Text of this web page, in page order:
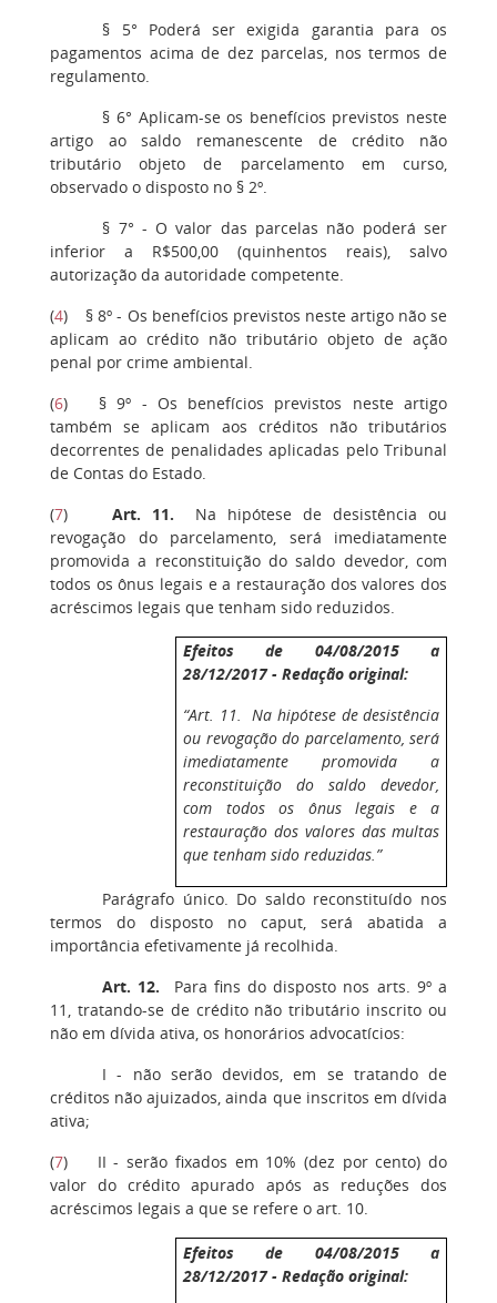
§ 5° Poderá ser exigida garantia para os
pagamentos acima de dez parcelas, nos termos de
regulamento.
§ 6° Aplicam-se os benefícios previstos neste
artigo ao saldo remanescente de crédito não
tributário objeto de parcelamento em curso,
observado o disposto no § 2º.
§ 7° - O valor das parcelas não poderá ser
inferior a R$500,00 (quinhentos reais), salvo
autorização da autoridade competente.
(4) § 8º - Os benefícios previstos neste artigo não se
aplicam ao crédito não tributário objeto de ação
penal por crime ambiental.
(6) § 9º - Os benefícios previstos neste artigo
também se aplicam aos créditos não tributários
decorrentes de penalidades aplicadas pelo Tribunal
de Contas do Estado.
(7) Art. 11. Na hipótese de desistência ou
revogação do parcelamento, será imediatamente
promovida a reconstituição do saldo devedor, com
todos os ônus legais e a restauração dos valores dos
acréscimos legais que tenham sido reduzidos.
Efeitos de 04/08/2015 a
28/12/2017 - Redação original:
“Art. 11. Na hipótese de desistência
ou revogação do parcelamento, será
imediatamente promovida a
reconstituição do saldo devedor,
com todos os ônus legais e a
restauração dos valores das multas
que tenham sido reduzidas.”
Parágrafo único. Do saldo reconstituído nos
termos do disposto no caput, será abatida a
importância efetivamente já recolhida.
Art. 12. Para fins do disposto nos arts. 9º a
11, tratando-se de crédito não tributário inscrito ou
não em dívida ativa, os honorários advocatícios:
I - não serão devidos, em se tratando de
créditos não ajuizados, ainda que inscritos em dívida
ativa;
(7) II - serão fixados em 10% (dez por cento) do
valor do crédito apurado após as reduções dos
acréscimos legais a que se refere o art. 10.
Efeitos de 04/08/2015 a
28/12/2017 - Redação original: